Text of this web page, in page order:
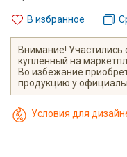
В избранное
Внимание! Участились
купленный на
Во избежание
продукцию у
Условия для